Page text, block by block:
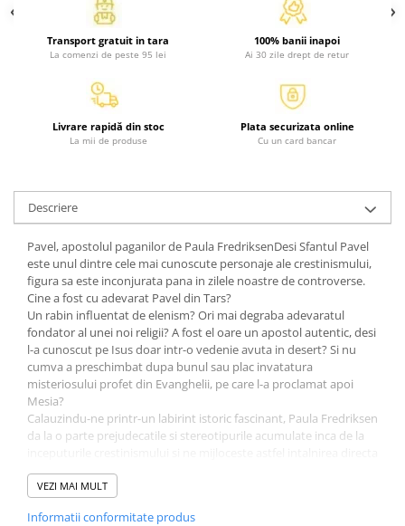
Dictionare de limba romana
Dictionare tematice
Enciclopedii
Diete si fitness
Diete si alimentatie sanatoasa
Fitness si frumusete
Feng Shui
Sa nu razi :((
Drept
Legislatie
Fictiune
Actiune si Aventura
Actiune,aventura
Clasici
Crime, Thriller, Mistery
Istorica
Literatura de divertisment
Transport gratuit in tara
La comenzi de peste 95 lei
100% banii inapoi
Ai 30 zile drept de retur
Livrare rapidă din stoc
La mii de produse
Plata securizata online
Cu un card bancar
Descriere
Pavel, apostolul paganilor de Paula FredriksenDesi Sfantul Pavel
este unul dintre cele mai cunoscute personaje ale crestinismului,
figura sa este inconjurata pana in zilele noastre de controverse.
Cine a fost cu adevarat Pavel din Tars?
Un rabin influentat de elenism? Ori mai degraba adevaratul
fondator al unei noi religii? A fost el oare un apostol autentic, desi
l-a cunoscut pe Isus doar intr-o vedenie avuta in desert? Si nu
cumva a preschimbat dupa bunul sau plac invatatura
misteriosului profet din Evanghelii, pe care l-a proclamat apoi
Mesia?
Calauzindu-ne printr-un labirint istoric fascinant, Paula Fredriksen
da la o parte prejudecatile si stereotipurile acumulate inca de la
cu omul si ganditorul Pavel.
Daca putem trece de valurile traditiei ecleziastice de mai tarziu... il
vizionar al celui de-al Doilea Templu, complet devotat. Pavel,
VEZI MAI MULT
Informatii conformitate produs